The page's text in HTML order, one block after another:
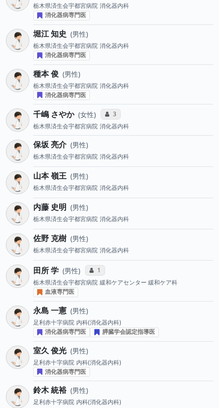
栃木県済生会宇都宮病院 消化器内科
消化器病専門医
堀江 知史 男性
栃木県済生会宇都宮病院 消化器内科
消化器病専門医
種本 俊 男性
栃木県済生会宇都宮病院 消化器内科
消化器病専門医
千嶋 さやか 女性 コミュニケーション・タイプ投票数
3
栃木県済生会宇都宮病院 消化器内科
保坂 亮介 男性
栃木県済生会宇都宮病院 消化器内科
山本 嶺王 男性
栃木県済生会宇都宮病院 消化器内科
内藤 史明 男性
栃木県済生会宇都宮病院 消化器内科
佐野 克樹 男性
栃木県済生会宇都宮病院 消化器内科
田所 学 男性 コミュニケーション・タイプ投票数
1
栃木県済生会宇都宮病院 緩和ケアセンター 緩和ケア科
血液専門医
永島 一憲 男性
足利赤十字病院 内科(消化器内科)
消化器病専門医
膵臓学会認定指導医
室久 俊光 男性
足利赤十字病院 内科(消化器内科)
消化器病専門医
鈴木 統裕 男性
足利赤十字病院 内科(消化器内科)